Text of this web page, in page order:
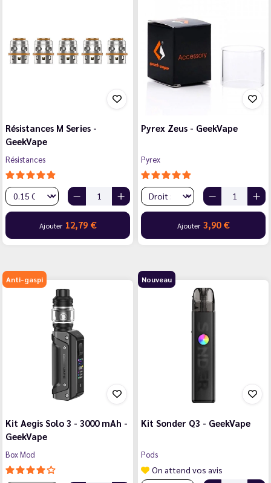
Résistances M Series -
GeekVape
Résistances
Ajouter 12,79 €
Pyrex Zeus - GeekVape
Pyrex
Ajouter 3,90 €
Anti-gaspi
Kit Aegis Solo 3 - 3000 mAh -
GeekVape
Box Mod
Nouveau
Kit Sonder Q3 - GeekVape
Pods
On attend vos avis